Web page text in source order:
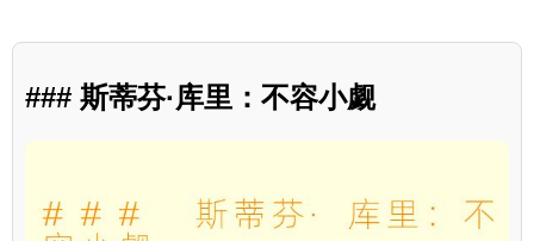
### 斯蒂芬·库里：不容小觑